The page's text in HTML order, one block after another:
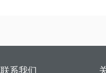
联系我们